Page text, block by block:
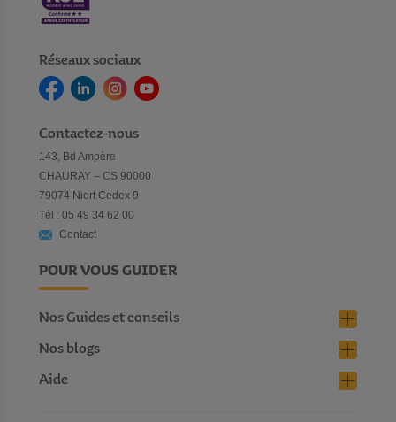
Réseaux sociaux
Contactez-nous
143, Bd Ampère
CHAURAY – CS 90000
79074 Niort Cedex 9
Tél : 05 49 34 62 00
Contact
POUR VOUS GUIDER
Nos Guides et conseils
Nos blogs
Aide